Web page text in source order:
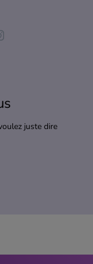
juste dire